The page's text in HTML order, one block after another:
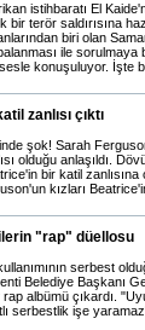
istihbaratı El
bir terör saldırısına
biri olan
ile
konuşuluyor. İşte
zanlısı çıktı
şok! Sarah
olduğu anlaşıldı.
bir katil
kızları
"rap" düellosu
serbest
Belediye Başkanı
albümü çıkardı.
serbestlik işe